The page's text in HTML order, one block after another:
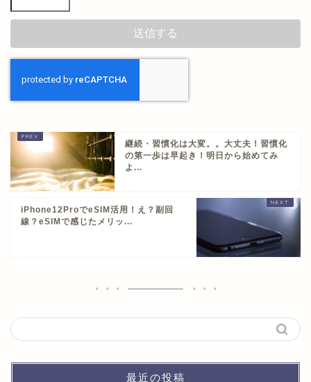
継続・習慣化は大変。。大丈夫！習慣化
の第一歩は早起き！明日から始めてみ
よ...
iPhone12ProでeSIM活用！え？副回
線？eSIMで感じたメリッ...
最近の投稿